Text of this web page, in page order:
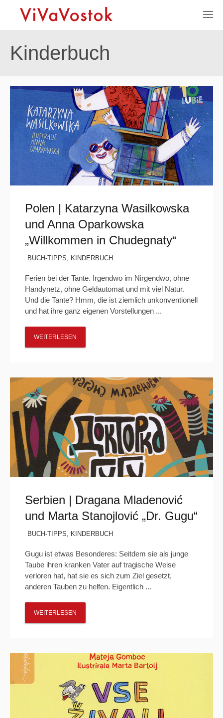
Kinderbuch
Polen | Katarzyna Wasilkowska
und Anna Oparkowska
„Willkommen in Chudegnaty“
BUCH-TIPPS, KINDERBUCH
Ferien bei der Tante. Irgendwo im Nirgendwo, ohne
Handynetz, ohne Geldautomat und mit viel Natur.
Und die Tante? Hmm, die ist ziemlich unkonventionell
und hat ihre ganz eigenen Vorstellungen ...
WEITERLESEN
Serbien | Dragana Mladenović
und Marta Stanojlović „Dr. Gugu“
BUCH-TIPPS, KINDERBUCH
Gugu ist etwas Besonderes: Seitdem sie als junge
Taube ihren kranken Vater auf tragische Weise
verloren hat, hat sie es sich zum Ziel gesetzt,
anderen Tauben zu helfen. Eigentlich ...
WEITERLESEN